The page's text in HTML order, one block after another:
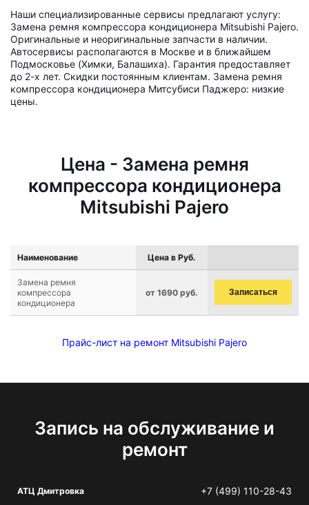
Наши специализированные сервисы предлагают услугу:
Замена ремня компрессора кондиционера Mitsubishi Pajero.
Оригинальные и неоригинальные запчасти в наличии.
Автосервисы располагаются в Москве и в ближайшем
Подмосковье (Химки, Балашиха). Гарантия предоставляет
до 2-х лет. Скидки постоянным клиентам. Замена ремня
компрессора кондиционера Митсубиси Паджеро: низкие
цены.
Цена - Замена ремня
компрессора кондиционера
Mitsubishi Pajero
Наименование Цена в Руб.
Замена ремня
компрессора
кондиционера
от 1690 руб. Записаться
Прайс-лист на ремонт Mitsubishi Pajero
Запись на обслуживание и
ремонт
АТЦ Дмитровка +7 (499) 110-28-43